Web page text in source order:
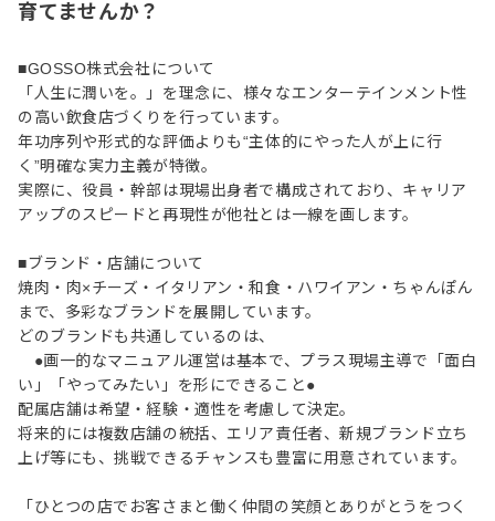
育てませんか？
■GOSSO株式会社について
「人生に潤いを。」を理念に、様々なエンターテインメント性
の高い飲食店づくりを行っています。
年功序列や形式的な評価よりも“主体的にやった人が上に行
く”明確な実力主義が特徴。
実際に、役員・幹部は現場出身者で構成されており、キャリア
アップのスピードと再現性が他社とは一線を画します。
■ブランド・店舗について
焼肉・肉×チーズ・イタリアン・和食・ハワイアン・ちゃんぽん
まで、多彩なブランドを展開しています。
どのブランドも共通しているのは、
●画一的なマニュアル運営は基本で、プラス現場主導で「面白
い」「やってみたい」を形にできること●
配属店舗は希望・経験・適性を考慮して決定。
将来的には複数店舗の統括、エリア責任者、新規ブランド立ち
上げ等にも、挑戦できるチャンスも豊富に用意されています。
「ひとつの店でお客さまと働く仲間の笑顔とありがとうをつく